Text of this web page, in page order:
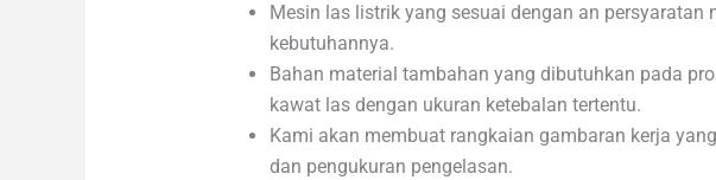
Mesin las listrik yang sesuai dengan an persyaratan
kebutuhannya.
Bahan material tambahan yang dibutuhkan pada
kawat las dengan ukuran ketebalan tertentu.
Kami akan membuat rangkaian gambaran kerja
dan pengukuran pengelasan.